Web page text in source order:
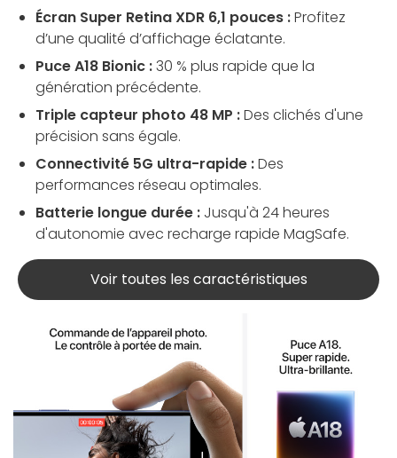
Écran Super Retina XDR 6,1 pouces :Profitez
d’une qualité d’affichage éclatante.
Puce A18 Bionic :30 % plus rapide que la
génération précédente.
Triple capteur photo 48 MP :Des clichés d'une
précision sans égale.
Connectivité 5G ultra-rapide :Des
performances réseau optimales.
Batterie longue durée : Jusqu'à 24 heures
d'autonomie avec recharge rapide MagSafe.
Voir toutes les caractéristiques